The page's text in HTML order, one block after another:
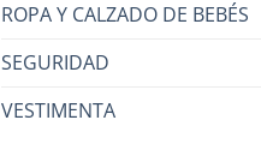
ROPA Y CALZADO DE BEBÉS
SEGURIDAD
VESTIMENTA